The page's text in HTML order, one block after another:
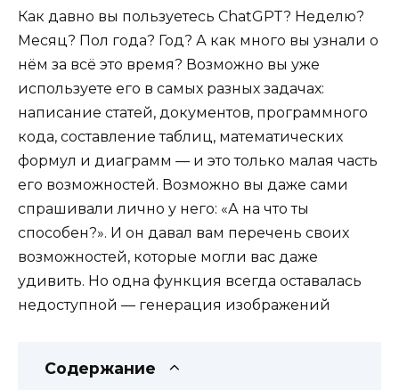
Как давно вы пользуетесь ChatGPT? Неделю?
Месяц? Пол года? Год? А как много вы узнали о
нём за всё это время? Возможно вы уже
используете его в самых разных задачах:
написание статей, документов, программного
кода, составление таблиц, математических
формул и диаграмм — и это только малая часть
его возможностей. Возможно вы даже сами
спрашивали лично у него: «А на что ты
способен?». И он давал вам перечень своих
возможностей, которые могли вас даже
удивить. Но одна функция всегда оставалась
недоступной — генерация изображений
Содержание